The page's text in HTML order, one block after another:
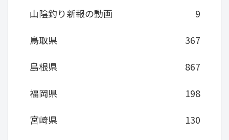
山陰釣り新報の動画
9
鳥取県
367
島根県
867
福岡県
198
宮崎県
130